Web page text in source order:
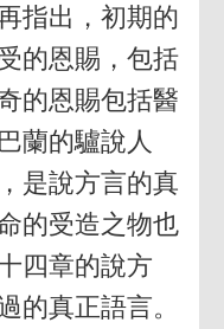
指出，初期的
的恩賜，包括
的恩賜包括醫
蘭的驢說人
是說方言的真
的受造之物也
四章的說方
的真正語言。